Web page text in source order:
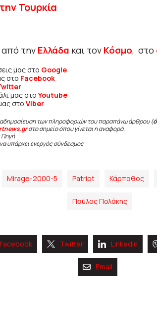
Τουρκία
από την Ελλάδα και τον Κόσμο, στο
μας στο Google
στο Facebook
μας στοYoutube
στο Viber
των πληροφοριών του παραπάνω άρθρου (
στο σημείο όπου γίνεται η αναφορά.
Πηγή
υπάρχει ενεργός σύνδεσμος
Mirage-2000-5 Patriot Κάρπαθος
Παύλος Πολάκης
Facebook Twitter Linkedin
Email